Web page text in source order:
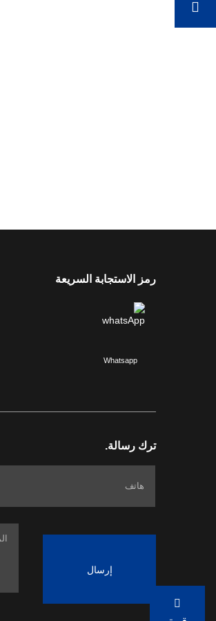
رمز الاستجابة السريعة
Whatsapp
ترك رسالة.
إرسال